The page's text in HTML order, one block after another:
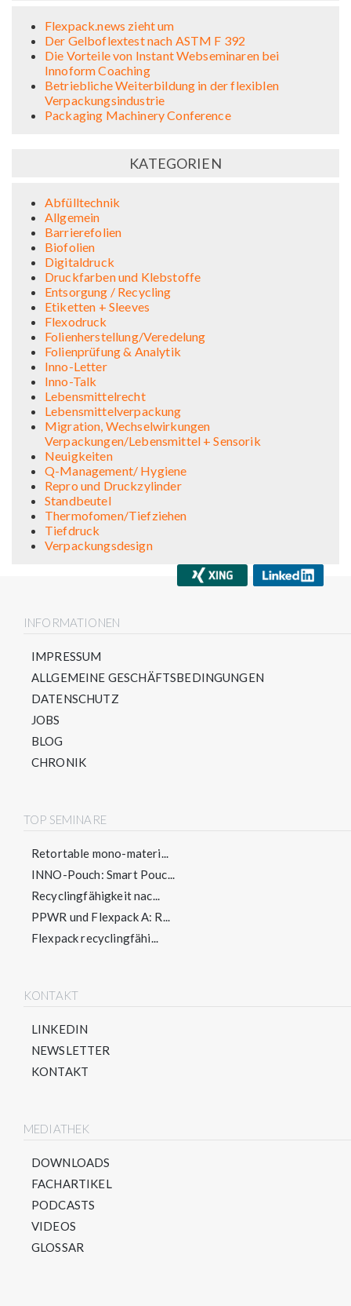
Flexpack.news zieht um
Der Gelboflextest nach ASTM F 392
Die Vorteile von Instant Webseminaren bei
Innoform Coaching
Betriebliche Weiterbildung in der flexiblen
Verpackungsindustrie
Packaging Machinery Conference
KATEGORIEN
Abfülltechnik
Allgemein
Barrierefolien
Biofolien
Digitaldruck
Druckfarben und Klebstoffe
Entsorgung / Recycling
Etiketten + Sleeves
Flexodruck
Folienherstellung/Veredelung
Folienprüfung & Analytik
Inno-Letter
Inno-Talk
Lebensmittelrecht
Lebensmittelverpackung
Migration, Wechselwirkungen
Verpackungen/Lebensmittel + Sensorik
Neuigkeiten
Q-Management/ Hygiene
Repro und Druckzylinder
Standbeutel
Thermofomen/Tiefziehen
Tiefdruck
Verpackungsdesign
INFORMATIONEN
IMPRESSUM
ALLGEMEINE GESCHÄFTSBEDINGUNGEN
DATENSCHUTZ
JOBS
BLOG
CHRONIK
TOP SEMINARE
Retortable mono-materi...
INNO-Pouch: Smart Pouc...
Recyclingfähigkeit nac...
PPWR und Flexpack A: R...
Flexpack recyclingfähi...
KONTAKT
LINKEDIN
NEWSLETTER
KONTAKT
MEDIATHEK
DOWNLOADS
FACHARTIKEL
PODCASTS
VIDEOS
GLOSSAR